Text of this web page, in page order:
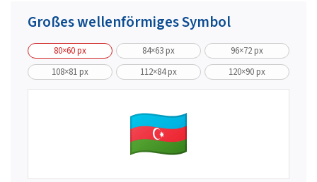
Großes wellenförmiges Symbol
80×60 px 84×63 px
96×72 px
108×81 px
112×84 px 120×90 px